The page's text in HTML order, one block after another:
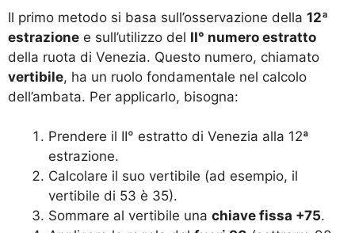
Il primo metodo si basa sull’osservazione della 12ª
estrazione e sull’utilizzo del II° numero estratto
della ruota di Venezia. Questo numero, chiamato
vertibile, ha un ruolo fondamentale nel calcolo
dell’ambata. Per applicarlo, bisogna:
Prendere il II° estratto di Venezia alla 12ª
estrazione.
Calcolare il suo vertibile (ad esempio, il
vertibile di 53 è 35).
Sommare al vertibile una chiave fissa +75.